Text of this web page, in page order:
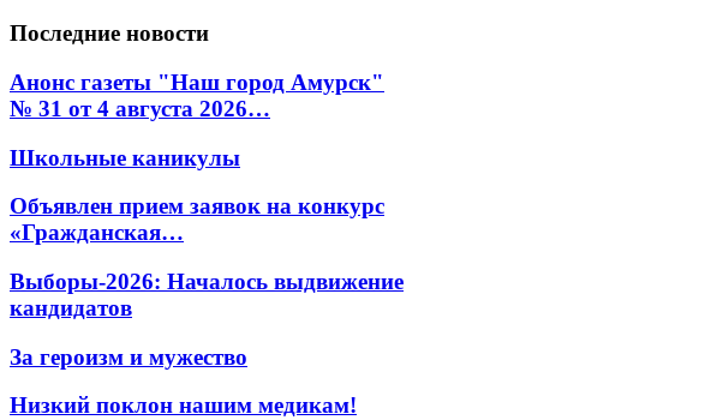
Последние новости
Анонс газеты "Наш город Амурск"
№ 31 от 4 августа 2026…
Школьные каникулы
Объявлен прием заявок на конкурс
«Гражданская…
Выборы-2026: Началось выдвижение
кандидатов
За героизм и мужество
Низкий поклон нашим медикам!